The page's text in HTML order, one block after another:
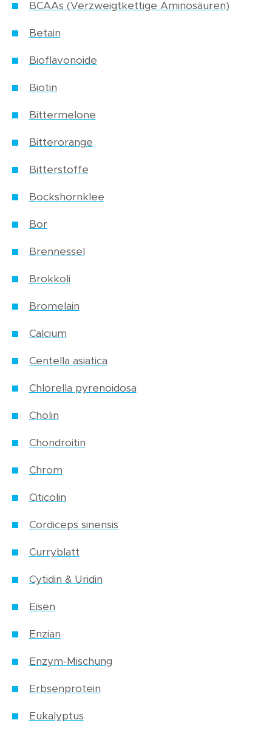
BCAAs (Verzweigtkettige Aminosäuren)
Betain
Bioflavonoide
Biotin
Bittermelone
Bitterorange
Bitterstoffe
Bockshornklee
Bor
Brennessel
Brokkoli
Bromelain
Calcium
Centella asiatica
Chlorella pyrenoidosa
Cholin
Chondroitin
Chrom
Citicolin
Cordiceps sinensis
Curryblatt
Cytidin & Uridin
Eisen
Enzian
Enzym-Mischung
Erbsenprotein
Eukalyptus